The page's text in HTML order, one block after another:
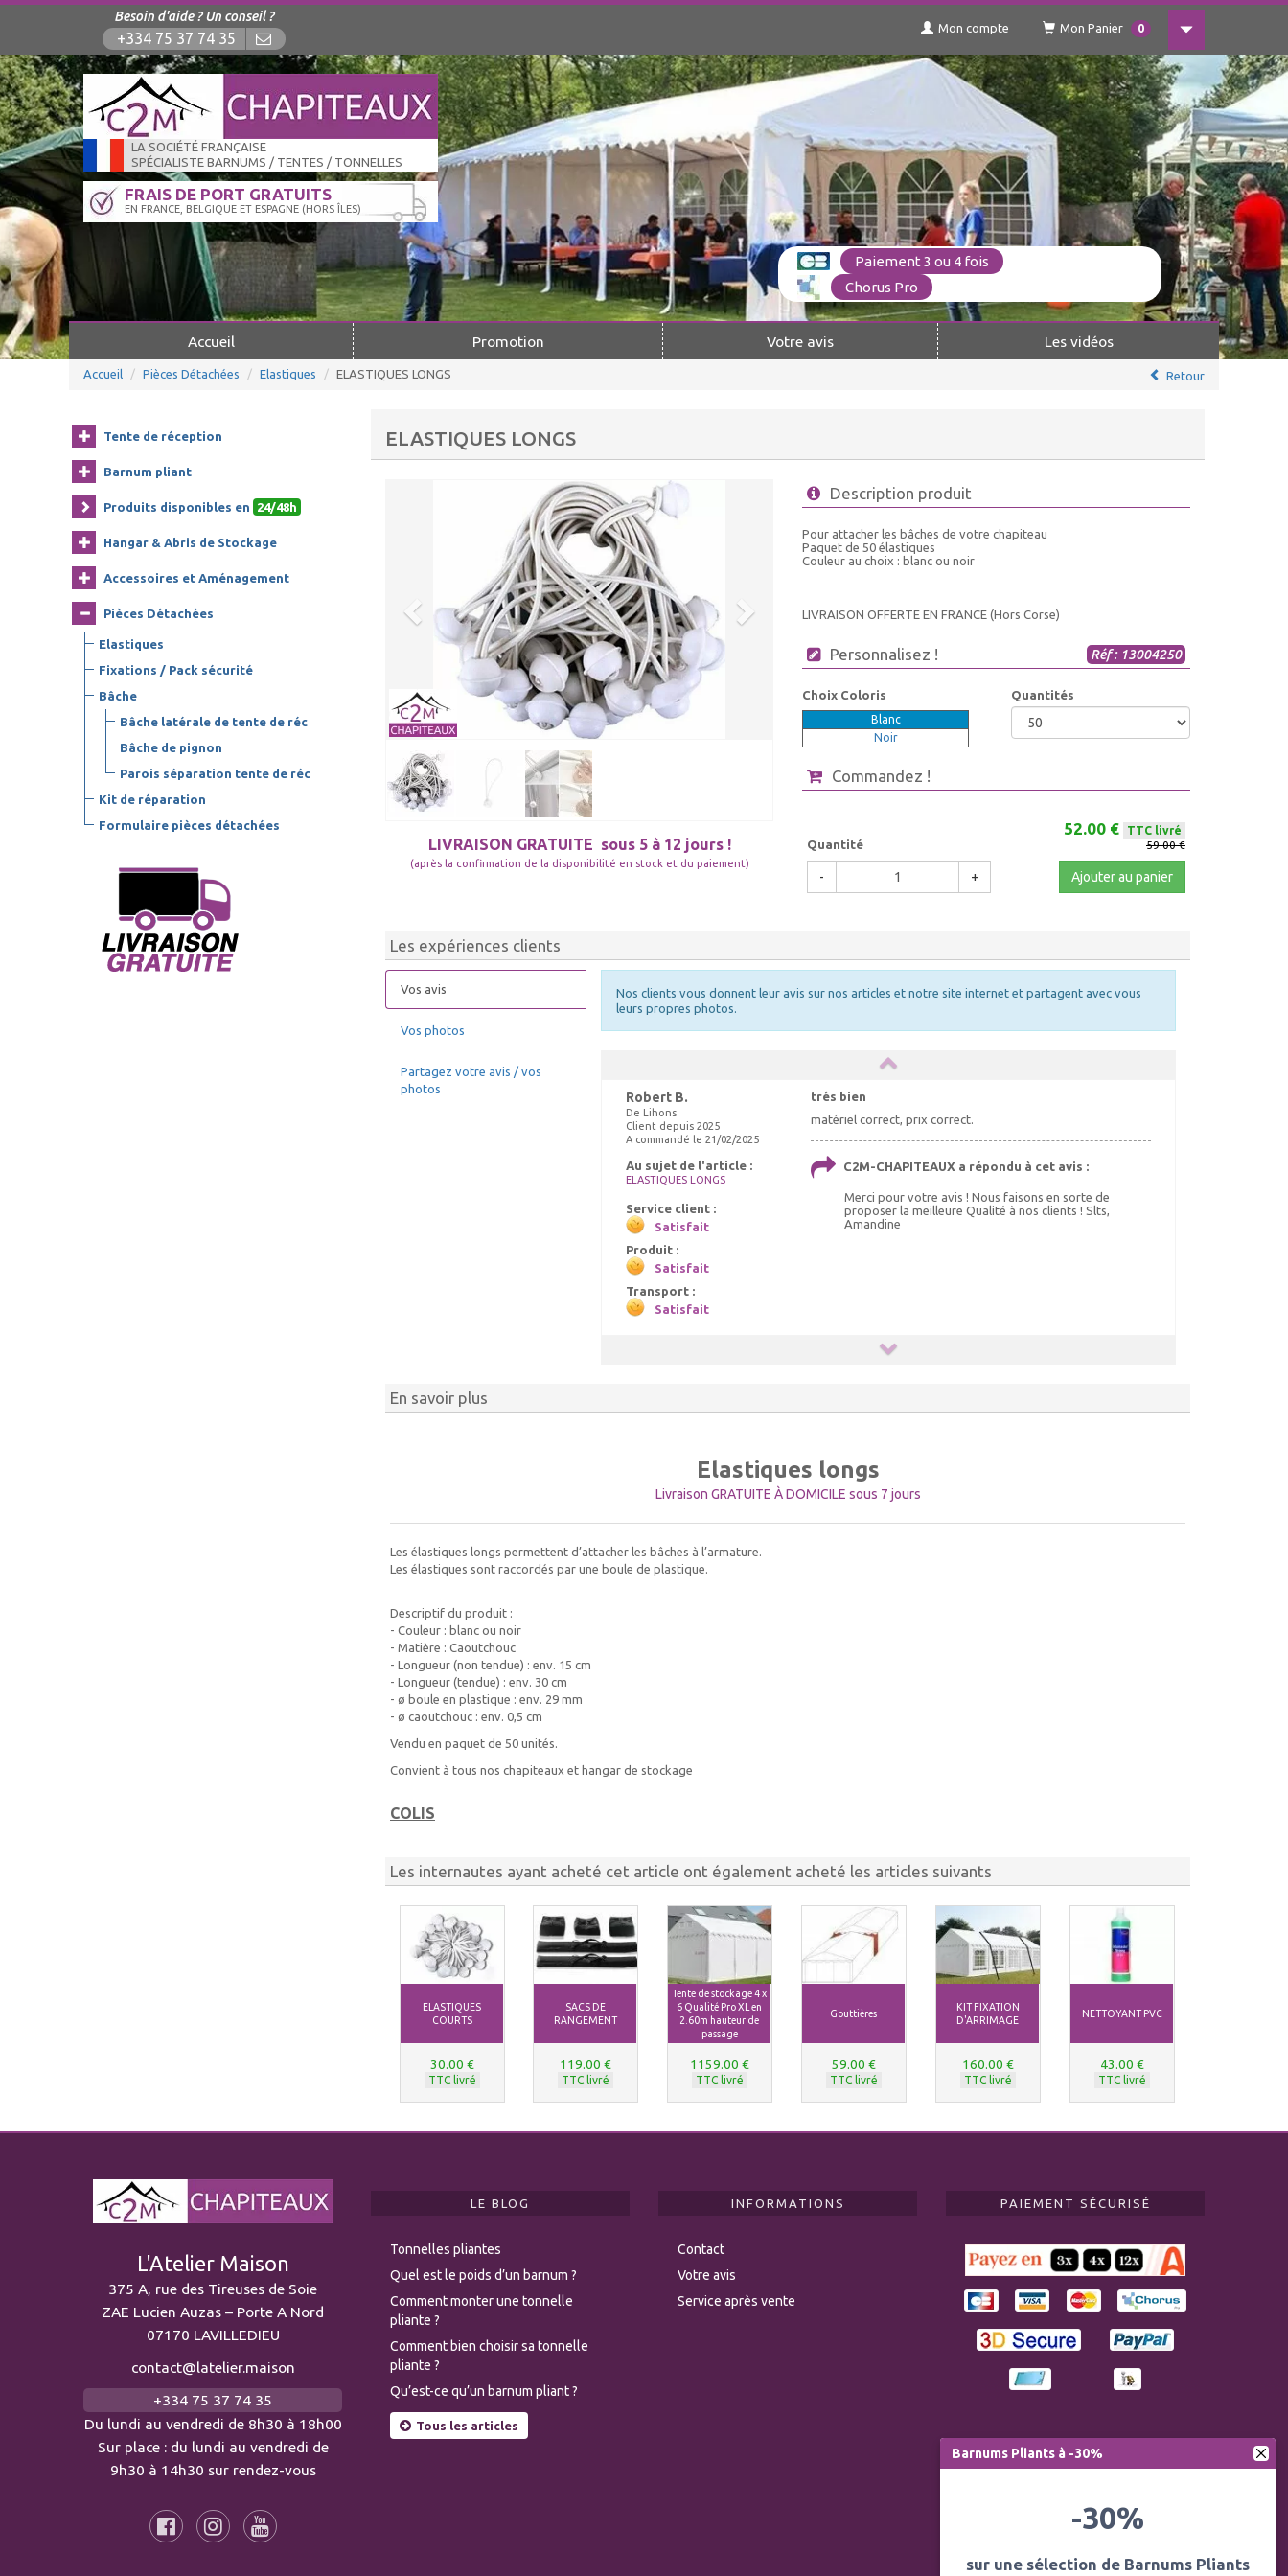
Besoin d'aide ? Un conseil ?
+334 75 37 74 35
Mon compte Mon Panier 0
LA SOCIÉTÉ FRANÇAISE
SPÉCIALISTE BARNUMS / TENTES / TONNELLES
FRAIS DE PORT GRATUITS
EN FRANCE, BELGIQUE ET ESPAGNE (HORS ÎLES)
Paiement 3 ou 4 fois
Chorus Pro
Accueil Promotion Votre avis Les vidéos
Accueil Pièces Détachées Elastiques ELASTIQUES LONGS Retour
Tente de réception
Barnum pliant
Produits disponibles en 24/48h
Hangar & Abris de Stockage
Accessoires et Aménagement
Pièces Détachées
Elastiques
Fixations / Pack sécurité
Bâche
Bâche latérale de tente de réc
Bâche de pignon
Parois séparation tente de réc
Kit de réparation
Formulaire pièces détachées
ELASTIQUES LONGS
LIVRAISON GRATUITE sous 5 à 12 jours !
(après la confirmation de la disponibilité en stock et du paiement)
Description produit
Pour attacher les bâches de votre chapiteau
Paquet de 50 élastiques
Couleur au choix : blanc ou noir
LIVRAISON OFFERTE EN FRANCE (Hors Corse)
Personnalisez ! Réf : 13004250
Choix Coloris
Blanc
Noir
Quantités
Commandez !
Quantité
- +
52.00 €
TTC livré
59.00 €
Ajouter au panier
Les expériences clients
Vos avis
Vos photos
Partagez votre avis / vos
photos
Nos clients vous donnent leur avis sur nos articles et notre site internet et partagent avec vous
leurs propres photos.
Robert B.
De Lihons
Client depuis 2025
A commandé le 21/02/2025
Au sujet de l'article :
ELASTIQUES LONGS
Service client :
Satisfait
Produit :
Satisfait
Transport :
Satisfait
trés bien
matériel correct, prix correct.
C2M-CHAPITEAUX a répondu à cet avis :
Merci pour votre avis ! Nous faisons en sorte de
proposer la meilleure Qualité à nos clients ! Slts,
Amandine
En savoir plus
Elastiques longs
Livraison GRATUITE À DOMICILE sous 7 jours
Les élastiques longs permettent d’attacher les bâches à l’armature.
Les élastiques sont raccordés par une boule de plastique.
Descriptif du produit :
- Couleur : blanc ou noir
- Matière : Caoutchouc
- Longueur (non tendue) : env. 15 cm
- Longueur (tendue) : env. 30 cm
- ø boule en plastique : env. 29 mm
- ø caoutchouc : env. 0,5 cm
Vendu en paquet de 50 unités.
Convient à tous nos chapiteaux et hangar de stockage
COLIS
Les internautes ayant acheté cet article ont également acheté les articles suivants
ELASTIQUES
COURTS
30.00 €
TTC livré
SACS DE
RANGEMENT
119.00 €
TTC livré
Tente de stockage 4 x
6 Qualité Pro XL en
2.60m hauteur de
passage
1159.00 €
TTC livré
Gouttières
59.00 €
TTC livré
KIT FIXATION
D'ARRIMAGE
160.00 €
TTC livré
NETTOYANT PVC
43.00 €
TTC livré
L'Atelier Maison
375 A, rue des Tireuses de Soie
ZAE Lucien Auzas – Porte A Nord
07170 LAVILLEDIEU
contact@latelier.maison
+334 75 37 74 35
Du lundi au vendredi de 8h30 à 18h00
Sur place : du lundi au vendredi de
9h30 à 14h30 sur rendez-vous
LE BLOG
Tonnelles pliantes
Quel est le poids d’un barnum ?
Comment monter une tonnelle
pliante ?
Comment bien choisir sa tonnelle
pliante ?
Qu’est-ce qu’un barnum pliant ?
Tous les articles
INFORMATIONS
Contact
Votre avis
Service après vente
PAIEMENT SÉCURISÉ
Barnums Pliants à -30%
-30%
sur une sélection de Barnums Pliants